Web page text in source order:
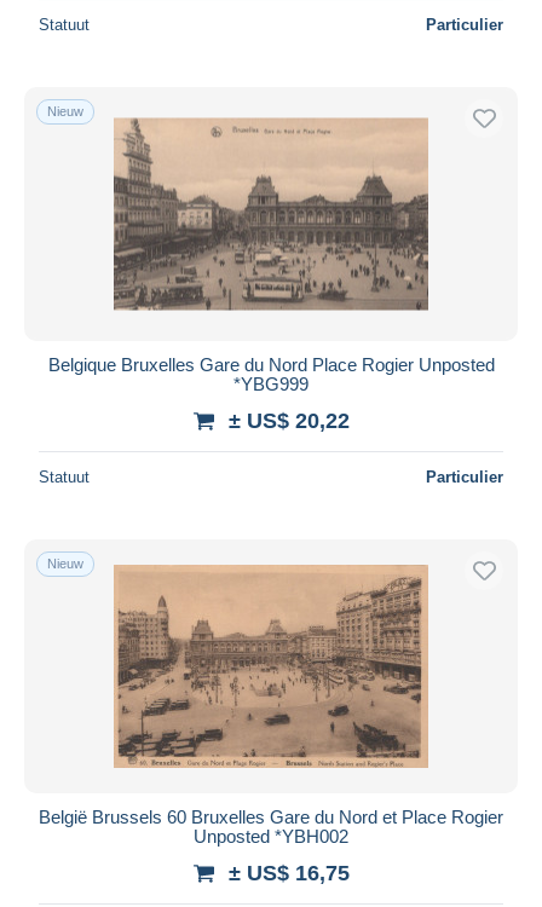
Statuut Particulier
Nieuw
Belgique Bruxelles Gare du Nord Place Rogier Unposted
*YBG999
± US$ 20,22
Statuut Particulier
Nieuw
België Brussels 60 Bruxelles Gare du Nord et Place Rogier
Unposted *YBH002
± US$ 16,75